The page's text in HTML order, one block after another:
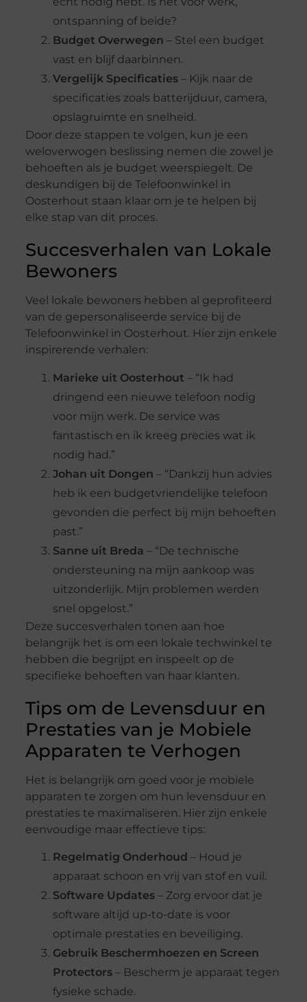
ontspanning of beide?
Budget Overwegen – Stel een budget
vast en blijf daarbinnen.
Vergelijk Specificaties– Kijk naar de
specificaties zoals batterijduur, camera,
opslagruimte en snelheid.
Door deze stappen te volgen, kun je een
weloverwogen beslissing nemen die zowel je
behoeften als je budget weerspiegelt. De
deskundigen bij de Telefoonwinkel in
Oosterhout staan klaar om je te helpen bij
elke stap van dit proces.
Succesverhalen van Lokale
Bewoners
Veel lokale bewoners hebben al geprofiteerd
van de gepersonaliseerde service bij de
Telefoonwinkel in Oosterhout. Hier zijn enkele
inspirerende verhalen:
Marieke uit Oosterhout – “Ik had
dringend een nieuwe telefoon nodig
voor mijn werk. De service was
fantastisch en ik kreeg precies wat ik
nodig had.”
Johan uit Dongen – “Dankzij hun advies
heb ik een budgetvriendelijke telefoon
gevonden die perfect bij mijn behoeften
past.”
Sanne uit Breda – “De technische
ondersteuning na mijn aankoop was
uitzonderlijk. Mijn problemen werden
snel opgelost.”
Deze succesverhalen tonen aan hoe
belangrijk het is om een lokale techwinkel te
hebben die begrijpt en inspeelt op de
specifieke behoeften van haar klanten.
Tips om de Levensduur en
Prestaties van je Mobiele
Apparaten te Verhogen
Het is belangrijk om goed voor je mobiele
apparaten te zorgen om hun levensduur en
prestaties te maximaliseren. Hier zijn enkele
eenvoudige maar effectieve tips:
Regelmatig Onderhoud – Houd je
apparaat schoon en vrij van stof en vuil.
Software Updates– Zorg ervoor dat je
software altijd up-to-date is voor
optimale prestaties en beveiliging.
Gebruik Beschermhoezen en Screen
Protectors– Bescherm je apparaat tegen
fysieke schade.